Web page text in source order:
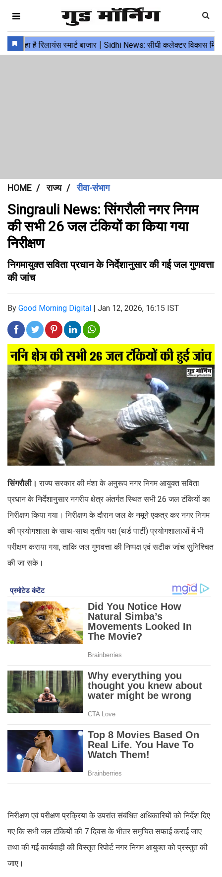
HOME राज्य रीवा-संभाग
Singrauli News: सिंगरौली नगर निगम
की सभी 26 जल टंकियों का किया गया
निरीक्षण
निगमायुक्त सविता प्रधान के निर्देशानुसार की गई जल गुणवत्ता
की जांच
By Good Morning Digital | Jan 12, 2026, 16:15 IST
सिंगरौली।राज्य सरकार की मंशा के अनुरूप नगर निगम आयुक्त सविता
प्रधान के निर्देशानुसार नगरीय क्षेत्र अंतर्गत स्थित सभी 26 जल टंकियों का
निरीक्षण किया गया। निरीक्षण के दौरान जल के नमूने एकत्र कर नगर निगम
की प्रयोगशाला के साथ-साथ तृतीय पक्ष (थर्ड पार्टी) प्रयोगशालाओं में भी
परीक्षण कराया गया, ताकि जल गुणवत्ता की निष्पक्ष एवं सटीक जांच सुनिश्चित
की जा सके।
निरीक्षण एवं परीक्षण प्रक्रिया के उपरांत संबंधित अधिकारियों को निर्देश दिए
गए कि सभी जल टंकियों की 7 दिवस के भीतर समुचित सफाई कराई जाए
तथा की गई कार्यवाही की विस्तृत रिपोर्ट नगर निगम आयुक्त को प्रस्तुत की
जाए।